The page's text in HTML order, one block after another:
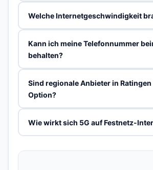
Welche Internetgeschwindigkeit
Kann ich meine Telefonnummer
behalten?
Sind regionale Anbieter in Ratingen
Option?
Wie wirkt sich 5G auf Festnetz-